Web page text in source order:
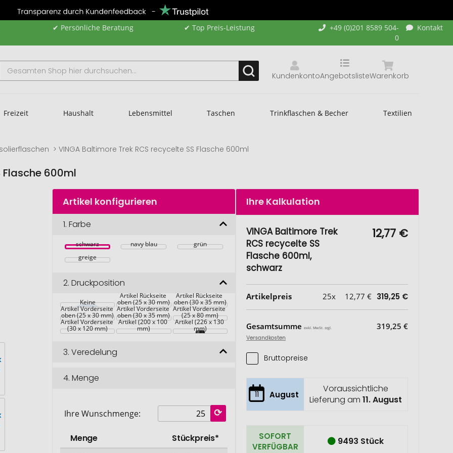
✔ Persönliche Beratung ✔ Top Preis-Leistung
+49 (0)201 8589 504-
0
Kontakt
Kundenkonto Warenkorb
Angebotsliste
Freizeit Haushalt Lebensmittel Taschen Trinkflaschen & Becher Textilien
VINGA Baltimore Trek RCS recycelte SS Flasche 600ml
Flasche 600ml
Artikel konfigurieren
1.Farbe
schwarz navy blau
grün
greige
2.Druckposition
Keine
Artikel Rückseite
oben (25 x 30 mm)
Artikel Rückseite
oben (30 x 35 mm)
Artikel Vorderseite
oben (25 x 30 mm)
Artikel Vorderseite
oben (30 x 35 mm)
Artikel Vorderseite
(25 x 80 mm)
Artikel Vorderseite
(30 x 120 mm)
Artikel (200 x 100
mm)
Artikel (226 x 130
mm)
3.Veredelung
4.Menge
Ihre Wunschmenge:
Menge
Stückpreis*
Ihre Kalkulation
VINGA Baltimore Trek
RCS recycelte SS
Flasche 600ml,
schwarz
12,77 €
Artikelpreis 25x 12,77 € 319,25 €
Gesamtsumme exkl. MwSt. zzgl.
Versandkosten
319,25 €
Bruttopreise
11 August
Voraussichtliche
Lieferung am 11. August
SOFORT
VERFÜGBAR
9493 Stück